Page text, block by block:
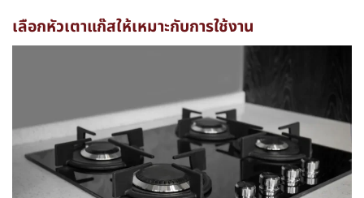
เลือกหัวเตาแก๊สให้เหมาะกับการใช้งาน